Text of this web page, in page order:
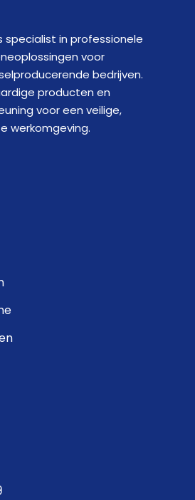
specialist in professionele
voor
bedrijven.
producten en
voor een veilige,
werkomgeving.